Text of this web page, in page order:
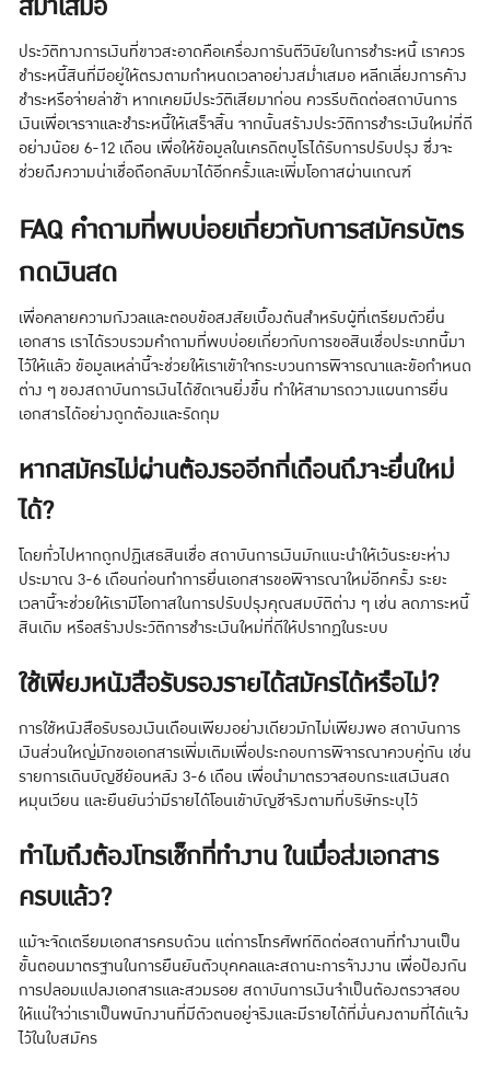
ประวัติทางการเงินที่ขาวสะอาดคือเครื่องการันตีวินัยในการชำระหนี้ เราควร
ชำระหนี้สินที่มีอยู่ให้ตรงตามกำหนดเวลาอย่างสม่ำเสมอ หลีกเลี่ยงการค้าง
ชำระหรือจ่ายล่าช้า หากเคยมีประวัติเสียมาก่อน ควรรีบติดต่อสถาบันการ
เงินเพื่อเจรจาและชำระหนี้ให้เสร็จสิ้น จากนั้นสร้างประวัติการชำระเงินใหม่ที่ดี
อย่างน้อย 6-12 เดือน เพื่อให้ข้อมูลในเครดิตบูโรได้รับการปรับปรุง ซึ่งจะ
ช่วยดึงความน่าเชื่อถือกลับมาได้อีกครั้งและเพิ่มโอกาสผ่านเกณฑ์
FAQ คำถามที่พบบ่อยเกี่ยวกับการสมัครบัตร
กดเงินสด
เพื่อคลายความกังวลและตอบข้อสงสัยเบื้องต้นสำหรับผู้ที่เตรียมตัวยื่น
เอกสาร เราได้รวบรวมคำถามที่พบบ่อยเกี่ยวกับการขอสินเชื่อประเภทนี้มา
ไว้ให้แล้ว ข้อมูลเหล่านี้จะช่วยให้เราเข้าใจกระบวนการพิจารณาและข้อกำหนด
ต่าง ๆ ของสถาบันการเงินได้ชัดเจนยิ่งขึ้น ทำให้สามารถวางแผนการยื่น
เอกสารได้อย่างถูกต้องและรัดกุม
หากสมัครไม่ผ่านต้องรออีกกี่เดือนถึงจะยื่นใหม่
ได้?
โดยทั่วไปหากถูกปฏิเสธสินเชื่อ สถาบันการเงินมักแนะนำให้เว้นระยะห่าง
ประมาณ 3-6 เดือนก่อนทำการยื่นเอกสารขอพิจารณาใหม่อีกครั้ง ระยะ
เวลานี้จะช่วยให้เรามีโอกาสในการปรับปรุงคุณสมบัติต่าง ๆ เช่น ลดภาระหนี้
สินเดิม หรือสร้างประวัติการชำระเงินใหม่ที่ดีให้ปรากฏในระบบ
ใช้เพียงหนังสือรับรองรายได้สมัครได้หรือไม่?
การใช้หนังสือรับรองเงินเดือนเพียงอย่างเดียวมักไม่เพียงพอ สถาบันการ
เงินส่วนใหญ่มักขอเอกสารเพิ่มเติมเพื่อประกอบการพิจารณาควบคู่กัน เช่น
รายการเดินบัญชีย้อนหลัง 3-6 เดือน เพื่อนำมาตรวจสอบกระแสเงินสด
หมุนเวียน และยืนยันว่ามีรายได้โอนเข้าบัญชีจริงตามที่บริษัทระบุไว้
ทำไมถึงต้องโทรเช็กที่ทำงาน ในเมื่อส่งเอกสาร
ครบแล้ว?
แม้จะจัดเตรียมเอกสารครบถ้วน แต่การโทรศัพท์ติดต่อสถานที่ทำงานเป็น
ขั้นตอนมาตรฐานในการยืนยันตัวบุคคลและสถานะการจ้างงาน เพื่อป้องกัน
การปลอมแปลงเอกสารและสวมรอย สถาบันการเงินจำเป็นต้องตรวจสอบ
ให้แน่ใจว่าเราเป็นพนักงานที่มีตัวตนอยู่จริงและมีรายได้ที่มั่นคงตามที่ได้แจ้ง
ไว้ในใบสมัคร